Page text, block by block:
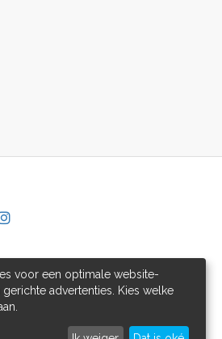
voor een optimale website-
gerichte advertenties. Kies welke